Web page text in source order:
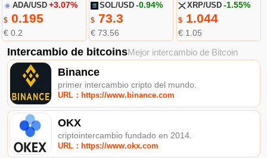
ADA/USD +3.07%
$0.195
€ 0.2
SOL/USD -0.94%
$ 73.3
€ 73.56
XRP/USD -1.55%
$1.044
€ 1.05
Intercambio de bitcoinsMejor intercambio de Bitcoin
Binance
primer intercambio cripto del mundo.
URL：https://www.binance.com
OKX
criptointercambio fundado en 2014.
URL：https://www.okx.com